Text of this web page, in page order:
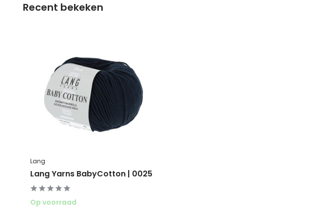
Recent bekeken
Lang
Lang Yarns BabyCotton | 0025
Op voorraad